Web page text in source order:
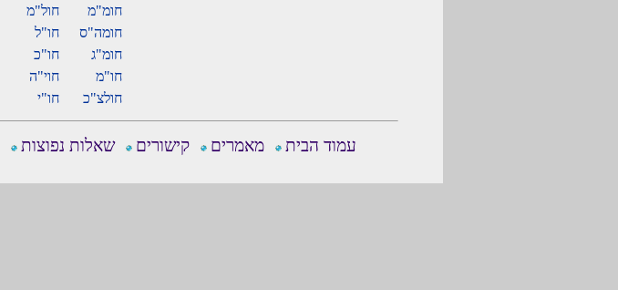
חומ"מ חול"מ
חומה"ס
חו"ל
חומ"ג
חו"כ
חו"מ
חוי"ה
חולצ"כ
חו"י
עמוד הבית מאמרים קישורים שאלות נפוצות